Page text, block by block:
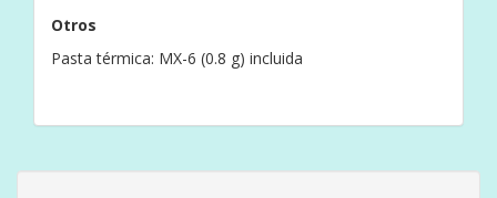
Otros
Pasta térmica: MX-6 (0.8 g) incluida